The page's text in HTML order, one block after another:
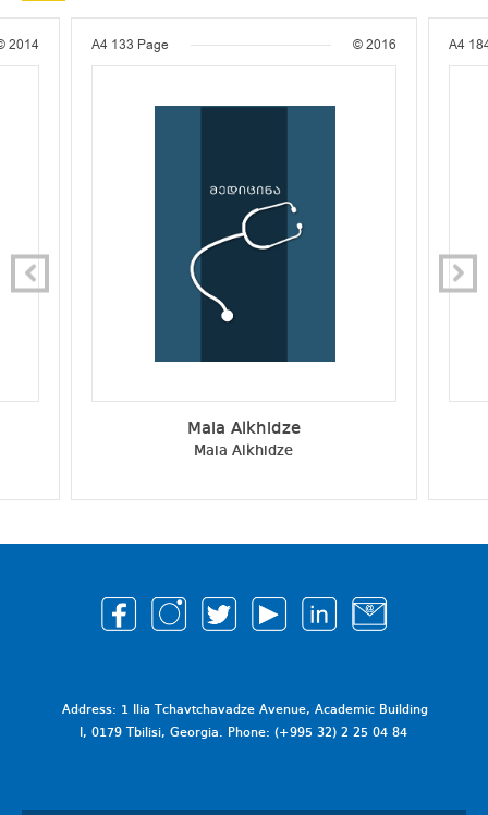
2014 A4 133 Page © 2016
Maia Alkhidze
Maia Alkhidze
A4
Address: 1 Ilia Tchavtchavadze Avenue, Academic Building
I, 0179 Tbilisi, Georgia. Phone: (+995 32) 2 25 04 84